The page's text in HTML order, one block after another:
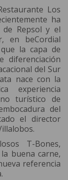
Los
ha
de Repsol y el
en beCordial
la capa de
diferenciación
del Sur
nace con la
experiencia
turístico de
del
el director
T-Bones,
buena carne,
referencia